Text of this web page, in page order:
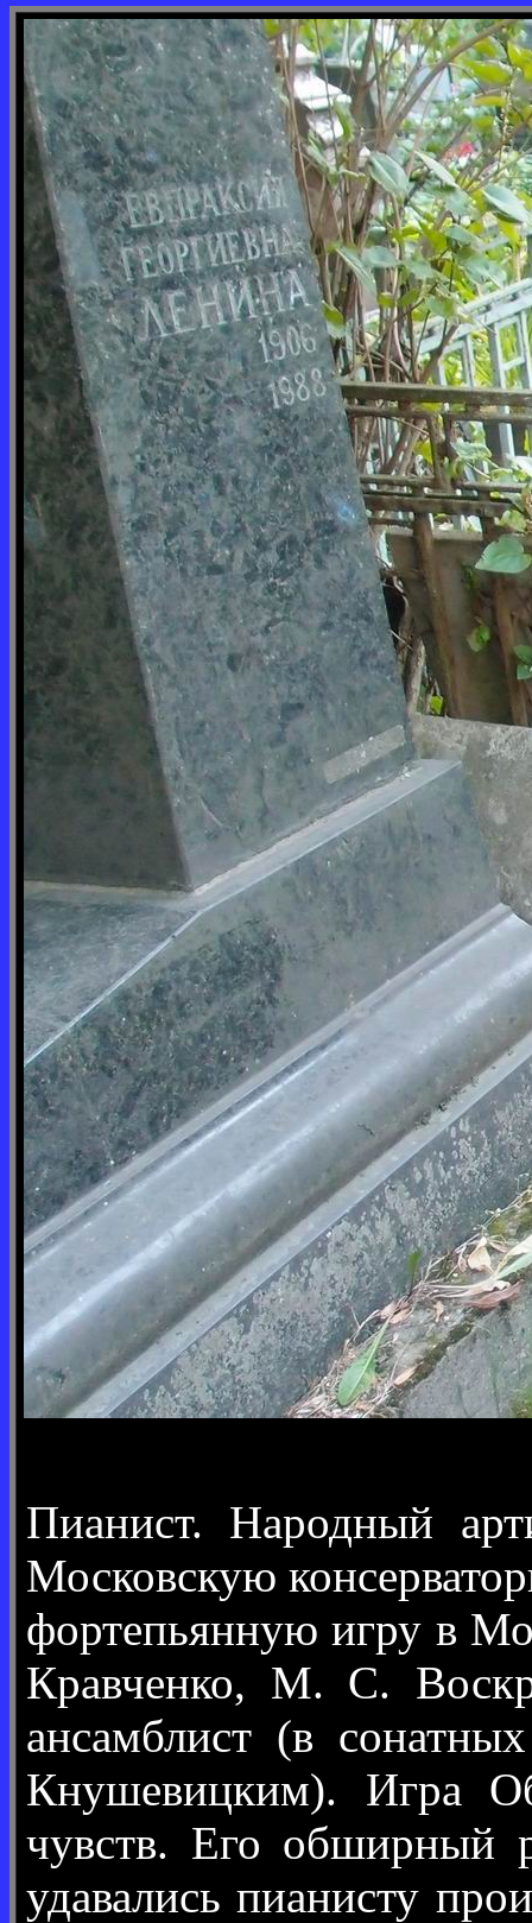
Пианист. Народный
Московскую
фортепьянную игру в
Кравченко, М. С.
ансамблист (в
Кнушевицким). Игра
чувств. Его обширный
удавались пианисту